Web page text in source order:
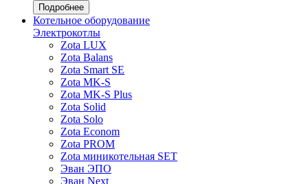
Подробнее
Котельное оборудование
Электрокотлы
Zota LUX
Zota Balans
Zota Smart SE
Zota MK-S
Zota MK-S Plus
Zota Solid
Zota Solo
Zota Econom
Zota PROM
Zota миникотельная SET
Эван ЭПО
Эван Next